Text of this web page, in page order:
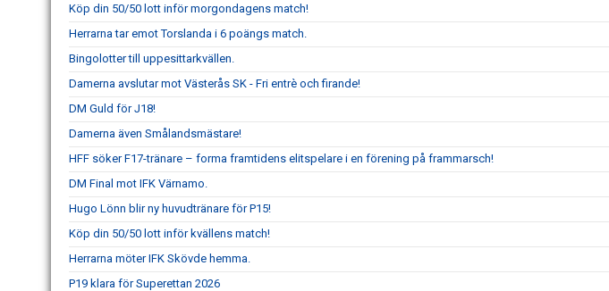
Köp din 50/50 lott inför morgondagens match!
Herrarna tar emot Torslanda i 6 poängs match.
Bingolotter till uppesittarkvällen.
Damerna avslutar mot Västerås SK - Fri entrè och firande!
DM Guld för J18!
Damerna även Smålandsmästare!
HFF söker F17-tränare – forma framtidens elitspelare i en förening på frammarsch!
DM Final mot IFK Värnamo.
Hugo Lönn blir ny huvudtränare för P15!
Köp din 50/50 lott inför kvällens match!
Herrarna möter IFK Skövde hemma.
P19 klara för Superettan 2026